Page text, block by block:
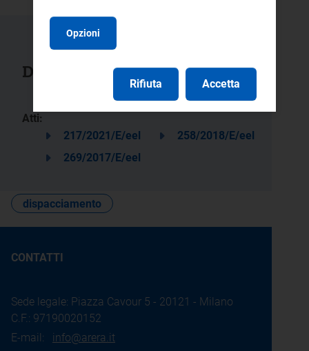
Documenti collegati
Atti:
217/2021/E/eel
258/2018/E/eel
269/2017/E/eel
dispacciamento
CONTATTI
Sede legale: Piazza Cavour 5 - 20121 - Milano
C.F.: 97190020152
E-mail: info@arera.it
Opzioni
Rifiuta Accetta